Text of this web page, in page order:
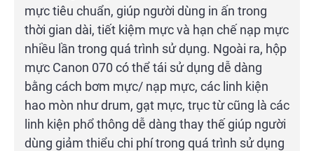
mực tiêu chuẩn, giúp người dùng in ấn trong
thời gian dài, tiết kiệm mực và hạn chế nạp mực
nhiều lần trong quá trình sử dụng. Ngoài ra, hộp
mực Canon 070 có thể tái sử dụng dễ dàng
bằng cách bơm mực/ nạp mực, các linh kiện
hao mòn như drum, gạt mực, trục từ cũng là các
linh kiện phổ thông dễ dàng thay thế giúp người
dùng giảm thiểu chi phí trong quá trình sử dụng